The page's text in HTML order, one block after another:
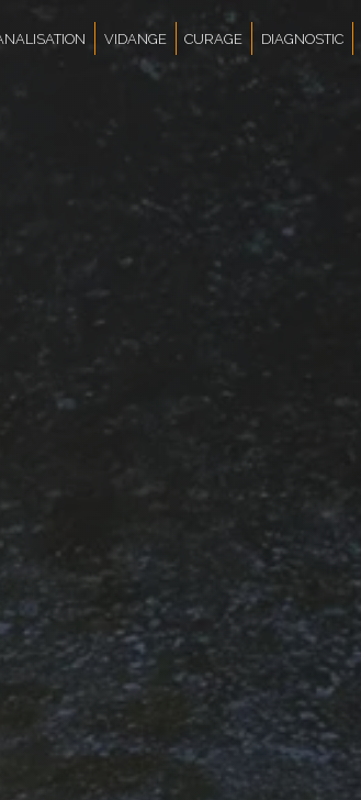
VIDANGE CURAGE DIAGNOSTIC